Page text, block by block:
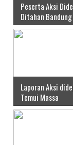
Peserta Aksi
Ditahan Bandung
Laporan Aksi
Temui Massa